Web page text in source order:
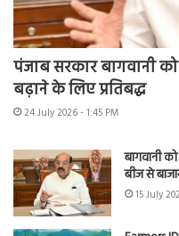
पंजाब सरकार बागवानी
बढ़ाने के लिए प्रतिबद्ध
24 July 2026 - 1:45 PM
बागवानी
बीज से
15 July